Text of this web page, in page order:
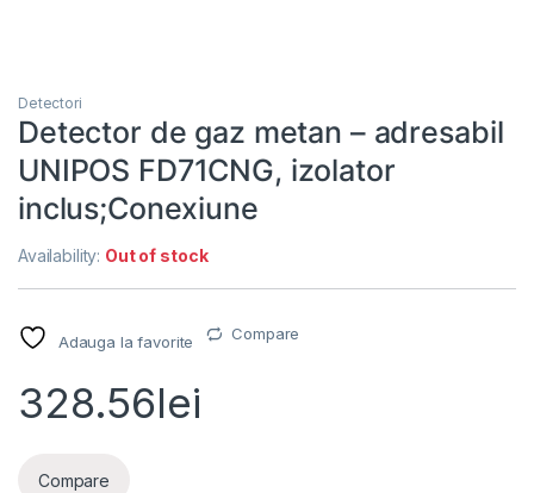
Detectori
Detector de gaz metan – adresabil
UNIPOS FD71CNG, izolator
inclus;Conexiune
Availability: Out of stock
Adauga la favorite Compare
328.56lei
Compare